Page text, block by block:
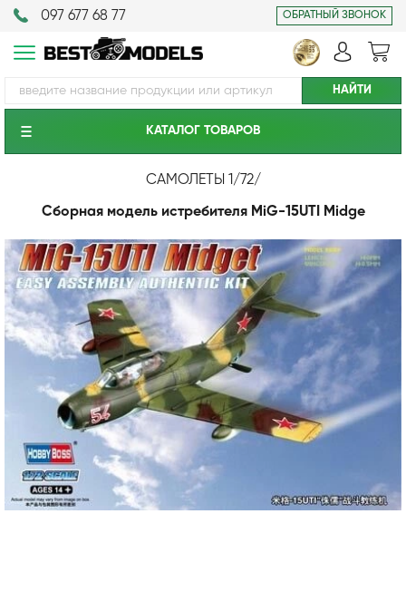
097 677 68 77 ОБРАТНЫЙ ЗВОНОК
КАТАЛОГ ТОВАРОВ
САМОЛЕТЫ 1/72/
Сборная модель истребителя MiG-15UTI Midge